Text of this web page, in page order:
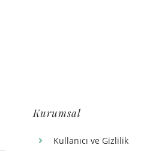
Kurumsal
Kullanıcı ve Gizlilik